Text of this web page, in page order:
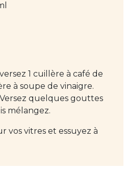
1 cuillère à café de
à soupe de vinaigre.
quelques gouttes
mélangez.
vos vitres et essuyez à